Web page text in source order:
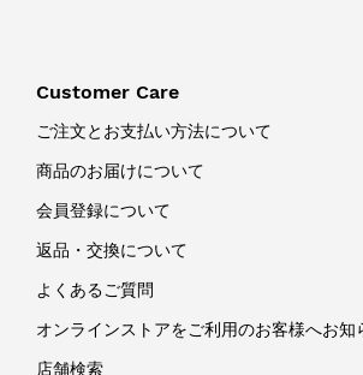
Customer Care
ご注文とお支払い方法について
商品のお届けについて
会員登録について
返品・交換について
よくあるご質問
オンラインストアをご利用のお客様へお知
店舗検索